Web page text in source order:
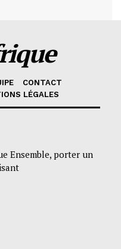
CONTACT
LÉGALES
Ensemble, porter un